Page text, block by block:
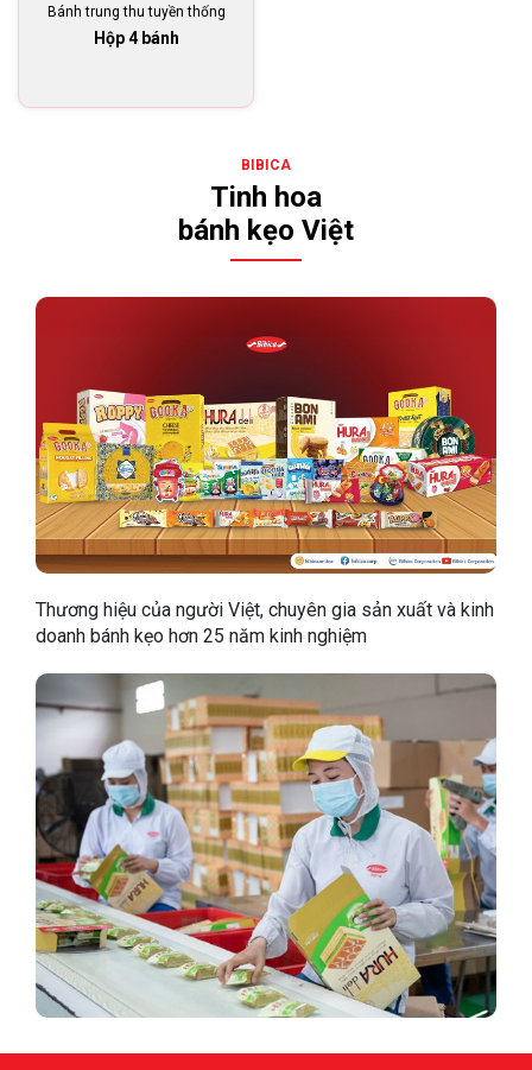
Bánh trung thu tuyền thống
Hộp 4 bánh
BIBICA
Tinh hoa
bánh kẹo Việt
Thương hiệu của người Việt, chuyên gia sản xuất và kinh
doanh bánh kẹo hơn 25 năm kinh nghiệm